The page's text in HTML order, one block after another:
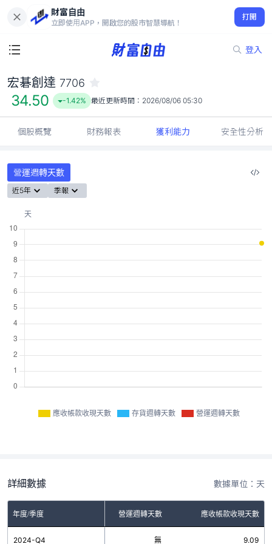
財富自由
立即使用APP，開啟您的股市智慧導航！
打開
登入
34.50
-1.42%
宏碁創達 7706
34.50 -1.42% 最近更新時間： 2026/08/06 05:30
個股概覽 財務報表 獲利能力 安全性分析
營運週轉天數
近5年 季報
應收帳款收現天數 存貨週轉天數 營運週轉天數
詳細數據 數據單位：天
年度/季度
存貨週轉天數 營運週轉天數 應收帳款收現天數
2024-Q4 無 9.09